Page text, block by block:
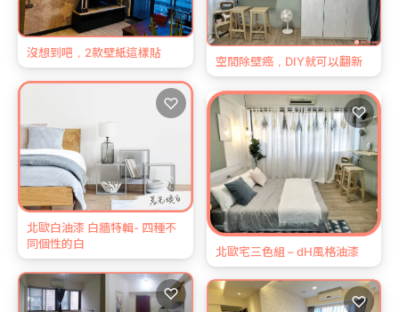
沒想到吧，2款壁紙這樣貼
北歐白油漆 白牆特輯- 四種不
同個性的白
♡
空間除壁癌，DIY就可以翻新
♡
北歐宅三色組 – dH風格油漆
♡
♡